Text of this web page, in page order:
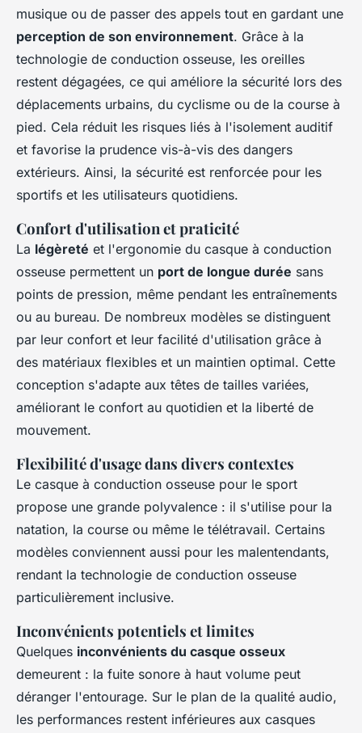
musique ou de passer des appels tout en gardant une
perception de son environnement. Grâce à la
technologie de conduction osseuse, les oreilles
restent dégagées, ce qui améliore la sécurité lors des
déplacements urbains, du cyclisme ou de la course à
pied. Cela réduit les risques liés à l'isolement auditif
et favorise la prudence vis-à-vis des dangers
extérieurs. Ainsi, la sécurité est renforcée pour les
sportifs et les utilisateurs quotidiens.
Confort d'utilisation et praticité
La légèreté et l'ergonomie du casque à conduction
osseuse permettent un port de longue durée sans
points de pression, même pendant les entraînements
ou au bureau. De nombreux modèles se distinguent
par leur confort et leur facilité d'utilisation grâce à
des matériaux flexibles et un maintien optimal. Cette
conception s'adapte aux têtes de tailles variées,
améliorant le confort au quotidien et la liberté de
mouvement.
Flexibilité d'usage dans divers contextes
Le casque à conduction osseuse pour le sport
propose une grande polyvalence : il s'utilise pour la
natation, la course ou même le télétravail. Certains
modèles conviennent aussi pour les malentendants,
rendant la technologie de conduction osseuse
particulièrement inclusive.
Inconvénients potentiels et limites
Quelques inconvénients du casque osseux
demeurent : la fuite sonore à haut volume peut
déranger l'entourage. Sur le plan de la qualité audio,
les performances restent inférieures aux casques